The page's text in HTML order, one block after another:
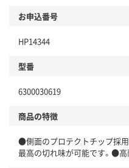
お申込番号
HP14344
型番
6300030619
商品の特徴
●側面のプロテクトチップ採用
最高の切れ味が可能です。●高